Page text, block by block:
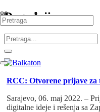
Događaji
RCC: Otvorene prijave za
Sarajevo, 06. maj 2022. –
digitalne ideje i rešenja sa